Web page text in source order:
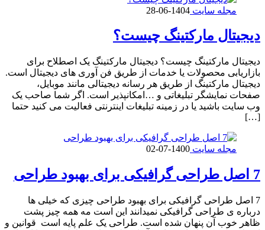
مجله سایت 1404-06-28
دیجیتال مارکتینگ چیست؟
دیجیتال مارکتینگ چیست؟ دیجیتال مارکتینگ یک اصطلاح برای
بازاریابی محصولات یا خدمات از طریق فن آوری های دیجیتال است.
دیجیتال مارکتینگ از طریق هر رسانه دیجیتالی مانند موبایل،
صفحات نمایشگر تبلیغاتی و …امکانپذیر است. اگر شما صاحب یک
وب سایت باشید یا در زمینه تبلیغات اینترنتی فعالیت می کنید حتما
[…]
مجله سایت 1400-07-02
7 اصل طراحی گرافیکی برای بهبود طراحی
7 اصل طراحی گرافیکی برای بهبود طراحی چیزی که خیلی ها
درباره ی طراحی گرافیکی نمیدانند این است مه همه چیز پشت
ظاهر خوب آن پنهان شده است. طراحی یک علم پایه است قوانین و